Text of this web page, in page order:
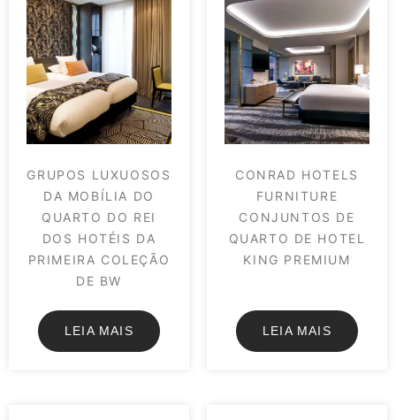
GRUPOS LUXUOSOS
DA MOBÍLIA DO
QUARTO DO REI
DOS HOTÉIS DA
PRIMEIRA COLEÇÃO
DE BW
LEIA MAIS
CONRAD HOTELS
FURNITURE
CONJUNTOS DE
QUARTO DE HOTEL
KING PREMIUM
LEIA MAIS